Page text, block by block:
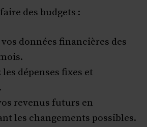
des budgets :
données financières des
dépenses fixes et
revenus futurs en
les changements possibles.